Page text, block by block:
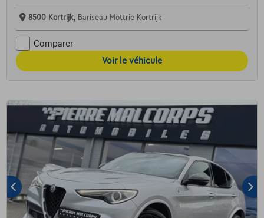
8500 Kortrijk, Bariseau Mottrie Kortrijk
Comparer
Voir le véhicule